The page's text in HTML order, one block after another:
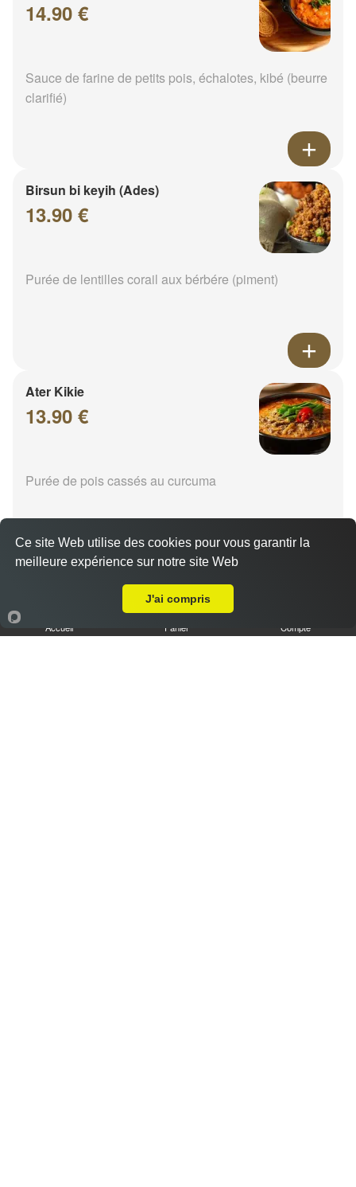
14.90 €
Sauce de farine de petits pois, échalotes, kibé (beurre
clarifié)
Birsun bi keyih (Ades)
13.90 €
Purée de lentilles corail aux bérbére (piment)
Ater Kikie
13.90 €
Purée de pois cassés au curcuma
Accueil Panier Compte
Ce site Web utilise des cookies pour vous garantir la
meilleure expérience sur notre site Web
J'ai compris